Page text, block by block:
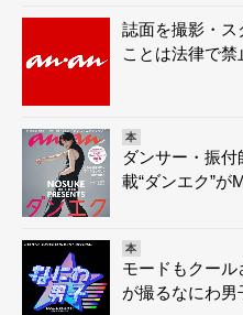
誌面を撮影・ス
ことは法律で禁
本
ダンサー・振
載“ダンエク”が
本
モードもクー
が撮るなにわ男